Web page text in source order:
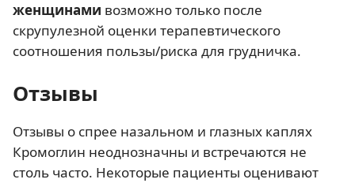
женщинами возможно только после
скрупулезной оценки терапевтического
соотношения пользы/риска для грудничка.
Отзывы
Отзывы о спрее назальном и глазных каплях
Кромоглин неоднозначны и встречаются не
столь часто. Некоторые пациенты оценивают